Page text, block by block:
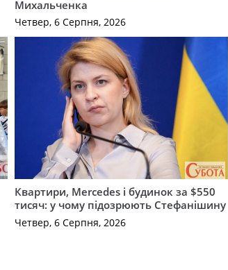
Михальченка
Четвер, 6 Серпня, 2026
Квартири, Mercedes і будинок за $550
тисяч: у чому підозрюють Стефанішину
Четвер, 6 Серпня, 2026